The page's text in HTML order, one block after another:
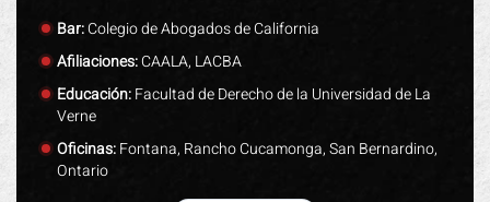
Bar:Colegio de Abogados de California
Afiliaciones:CAALA, LACBA
Educación:Facultad de Derecho de la Universidad de La
Verne
Oficinas:Fontana, Rancho Cucamonga, San Bernardino,
Ontario